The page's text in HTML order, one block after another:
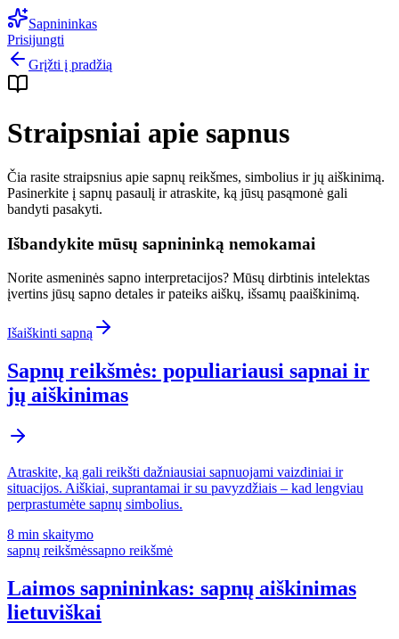
Sapnininkas
Prisijungti
Grįžti į pradžią
Straipsniai apie sapnus
Čia rasite straipsnius apie sapnų reikšmes, simbolius ir jų aiškinimą.
Pasinerkite į sapnų pasaulį ir atraskite, ką jūsų pasąmonė gali
bandyti pasakyti.
Išbandykite mūsų sapnininką nemokamai
Norite asmeninės sapno interpretacijos? Mūsų dirbtinis intelektas
įvertins jūsų sapno detales ir pateiks aiškų, išsamų paaiškinimą.
Išaiškinti sapną
Sapnų reikšmės: populiariausi sapnai ir
jų aiškinimas
Atraskite, ką gali reikšti dažniausiai sapnuojami vaizdiniai ir
situacijos. Aiškiai, suprantamai ir su pavyzdžiais – kad lengviau
perprastumėte sapnų simbolius.
8 min skaitymo
sapnų reikšmėssapno reikšmė
Laimos sapnininkas: sapnų aiškinimas
lietuviškai